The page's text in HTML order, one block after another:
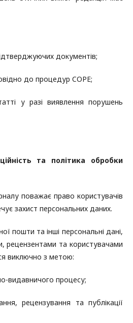
документів;
до процедур COPE;
у разі виявлення порушень
та політика обробки
поважає право користувачів
захист персональних даних.
пошти та інші персональні дані,
рецензентами та користувачами
виключно з метою:
видавничого процесу;
рецензування та публікації